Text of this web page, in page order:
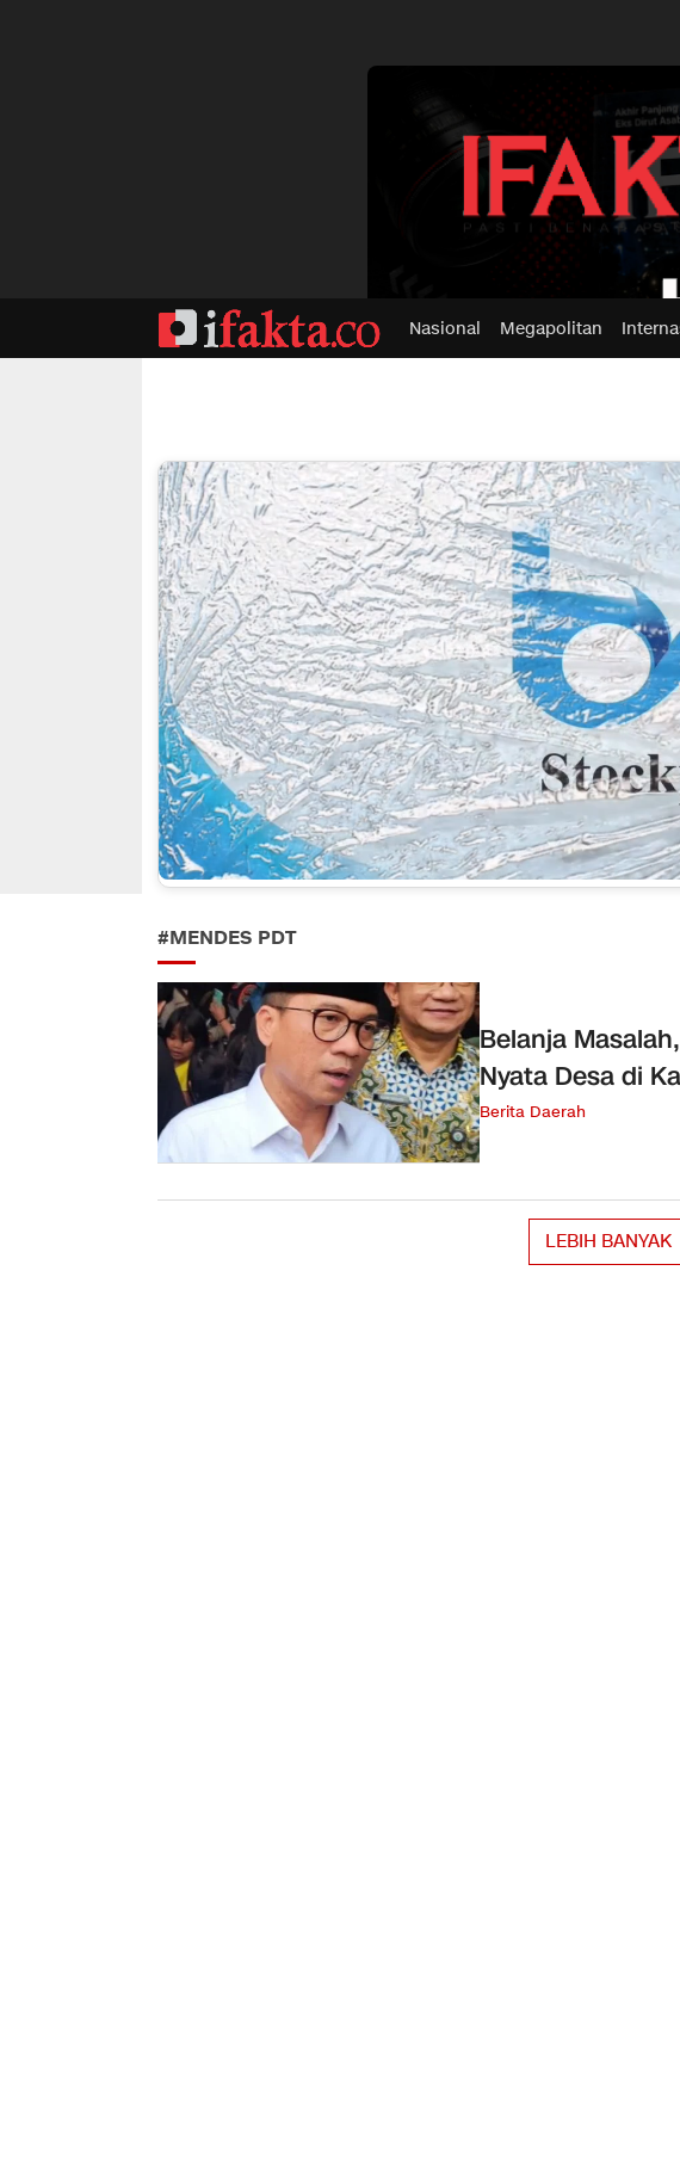
Nasional Megapolitan
#MENDES PDT
Belanja
Nyata Desa di
Berita Daerah
LEBIH BANYAK